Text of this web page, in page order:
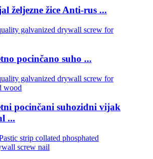
željezne žice Anti-rus ...
pocinčano suho ...
pocinčani suhozidni vijak
...